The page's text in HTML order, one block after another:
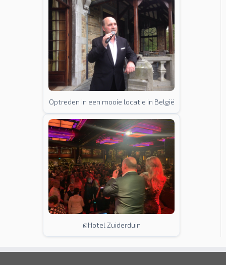
Optreden in een mooie locatie in België
@Hotel Zuiderduin